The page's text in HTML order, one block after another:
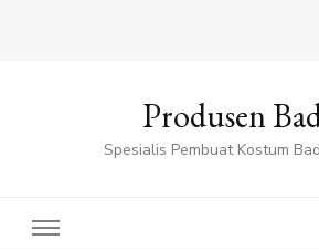
Produsen
Spesialis Pembuat Kostum